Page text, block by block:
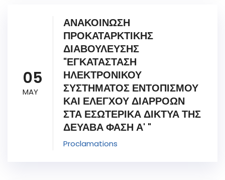
05
MAY
ΑΝΑΚΟΙΝΩΣΗ
ΠΡΟΚΑΤΑΡΚΤΙΚΗΣ
ΔΙΑΒΟΥΛΕΥΣΗΣ
"ΕΓΚΑΤΑΣΤΑΣΗ
ΗΛΕΚΤΡΟΝΙΚΟΥ
ΣΥΣΤΗΜΑΤΟΣ ΕΝΤΟΠΙΣΜΟΥ
ΚΑΙ ΕΛΕΓΧΟΥ ΔΙΑΡΡΟΩΝ
ΣΤΑ ΕΣΩΤΕΡΙΚΑ ΔΙΚΤΥΑ ΤΗΣ
ΔΕΥΑΒΑ ΦΑΣΗ Α' "
Proclamations